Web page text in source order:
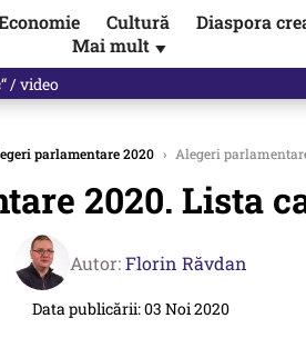
Cultură Diaspora
Mai mult ▼
/ video
parlamentare 2020 › Alegeri
2020. Lista
Autor:Florin Răvdan
Data publicării: 03 Noi 2020